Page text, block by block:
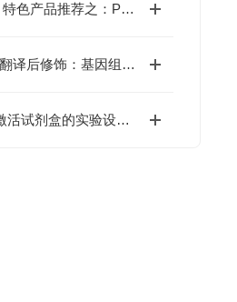
斯达特 特色产品推荐之：PD-1 功能性抗体
组蛋白翻译后修饰：基因组功能的因与果
T细胞激活试剂盒的实验设计的关键考量与优化方向分享